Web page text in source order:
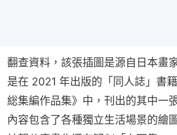
翻查資料，該張插圖是源自日本畫
是在 2021 年出版的「同人誌」書
総集編作品集》中，刊出的其中一
內容包含了各種獨立生活場景的繪